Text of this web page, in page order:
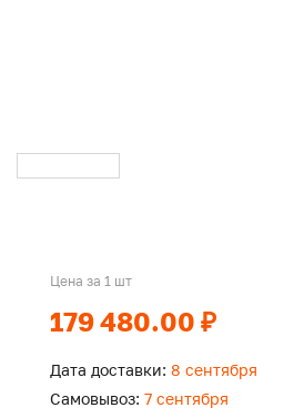
Цена за 1 шт
179 480.00 ₽
Дата доставки: 8 сентября
Самовывоз: 7 сентября